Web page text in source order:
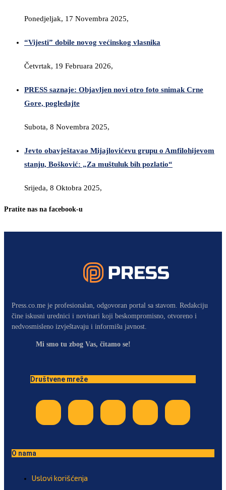
Ponedjeljak, 17 Novembra 2025,
“Vijesti” dobile novog većinskog vlasnika
Četvrtak, 19 Februara 2026,
PRESS saznaje: Objavljen novi otro foto snimak Crne
Gore, pogledajte
Subota, 8 Novembra 2025,
Jevto obavještavao Mijajlovićevu grupu o Amfilohijevom
stanju, Bošković: „Za muštuluk bih pozlatio“
Srijeda, 8 Oktobra 2025,
Pratite nas na facebook-u
Press.co.me je profesionalan, odgovoran portal sa stavom. Redakciju
čine iskusni urednici i novinari koji beskompromisno, otvoreno i
nedvosmisleno izvještavaju i informišu javnost.
Mi smo tu zbog Vas, čitamo se!
Društvene mreže
O nama
Uslovi korišćenja